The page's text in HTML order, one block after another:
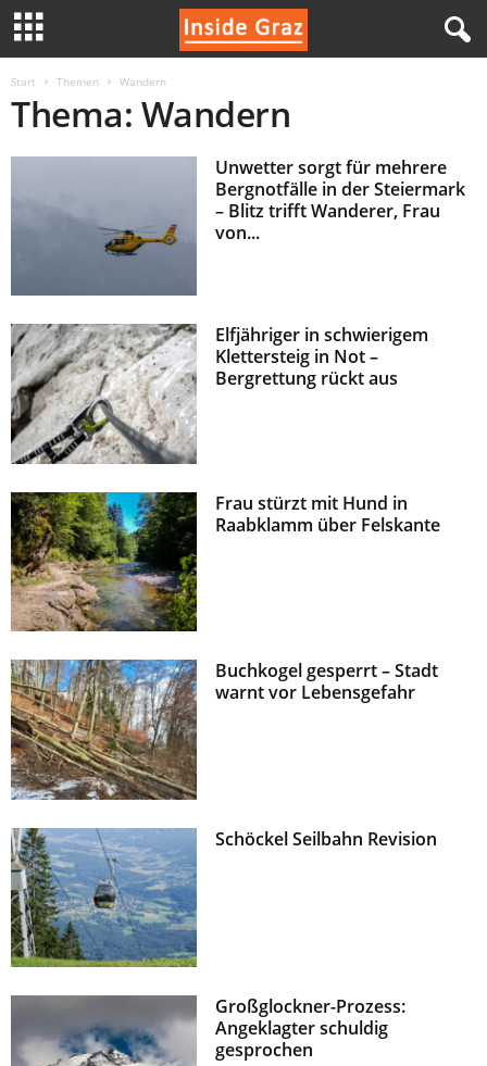
Start Themen Wandern
Thema: Wandern
Unwetter sorgt für mehrere
Bergnotfälle in der Steiermark
– Blitz trifft Wanderer, Frau
von...
Elfjähriger in schwierigem
Klettersteig in Not –
Bergrettung rückt aus
Frau stürzt mit Hund in
Raabklamm über Felskante
Buchkogel gesperrt – Stadt
warnt vor Lebensgefahr
Schöckel Seilbahn Revision
Großglockner-Prozess:
Angeklagter schuldig
gesprochen